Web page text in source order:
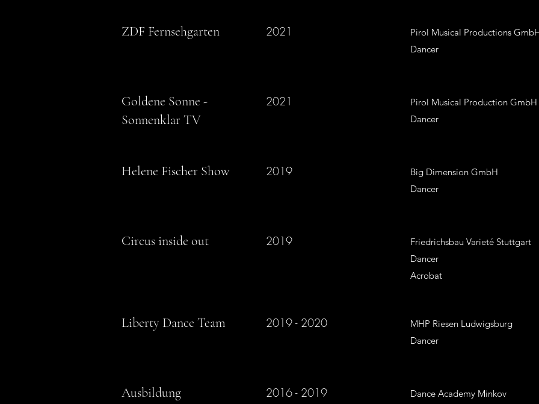
ZDF Fernsehgarten 2021
Pirol Musical Productions
Dancer
Goldene Sonne -
Sonnenklar TV
2021
Pirol Musical Production GmbH
Dancer
Helene Fischer Show 2019
Big Dimension GmbH
Dancer
Circus inside out 2019
Friedrichsbau Varieté Stuttgart
Dancer
Acrobat
Liberty Dance Team 2019 - 2020
MHP Riesen Ludwigsburg
Dancer
Ausbildung 2016 - 2019
Dance Academy Minkov